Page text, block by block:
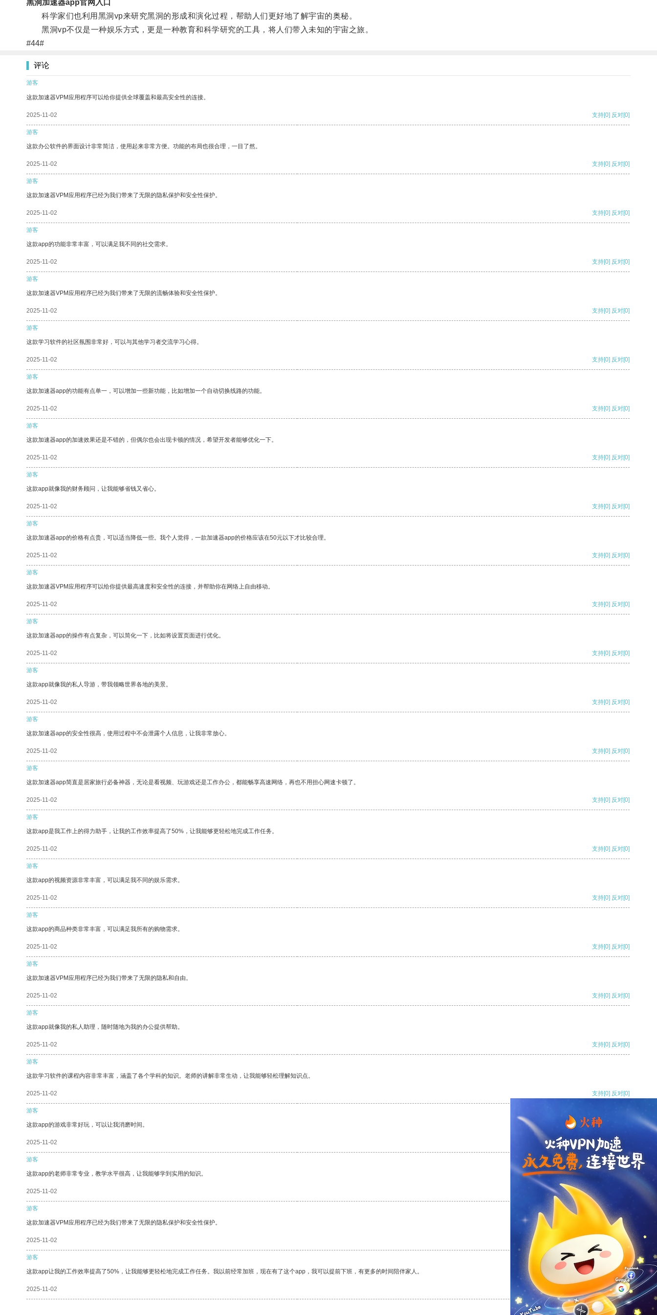
黑洞加速器app官网入口
科学家们也利用黑洞vp来研究黑洞的形成和演化过程，帮助人们更好地了解宇宙的奥秘。
黑洞vp不仅是一种娱乐方式，更是一种教育和科学研究的工具，将人们带入未知的宇宙之旅。
#44#
评论
游客
这款加速器VPM应用程序可以给你提供全球覆盖和最高安全性的连接。
2025-11-02 支持[0] 反对[0]
游客
这款办公软件的界面设计非常简洁，使用起来非常方便。功能的布局也很合理，一目了然。
2025-11-02 支持[0] 反对[0]
游客
这款加速器VPM应用程序已经为我们带来了无限的隐私保护和安全性保护。
2025-11-02 支持[0] 反对[0]
游客
这款app的功能非常丰富，可以满足我不同的社交需求。
2025-11-02 支持[0] 反对[0]
游客
这款加速器VPM应用程序已经为我们带来了无限的流畅体验和安全性保护。
2025-11-02 支持[0] 反对[0]
游客
这款学习软件的社区氛围非常好，可以与其他学习者交流学习心得。
2025-11-02 支持[0] 反对[0]
游客
这款加速器app的功能有点单一，可以增加一些新功能，比如增加一个自动切换线路的功能。
2025-11-02 支持[0] 反对[0]
游客
这款加速器app的加速效果还是不错的，但偶尔也会出现卡顿的情况，希望开发者能够优化一下。
2025-11-02 支持[0] 反对[0]
游客
这款app就像我的财务顾问，让我能够省钱又省心。
2025-11-02 支持[0] 反对[0]
游客
这款加速器app的价格有点贵，可以适当降低一些。我个人觉得，一款加速器app的价格应该在50元以下才比较合理。
2025-11-02 支持[0] 反对[0]
游客
这款加速器VPM应用程序可以给你提供最高速度和安全性的连接，并帮助你在网络上自由移动。
2025-11-02 支持[0] 反对[0]
游客
这款加速器app的操作有点复杂，可以简化一下，比如将设置页面进行优化。
2025-11-02 支持[0] 反对[0]
游客
这款app就像我的私人导游，带我领略世界各地的美景。
2025-11-02 支持[0] 反对[0]
游客
这款加速器app的安全性很高，使用过程中不会泄露个人信息，让我非常放心。
2025-11-02 支持[0] 反对[0]
游客
这款加速器app简直是居家旅行必备神器，无论是看视频、玩游戏还是工作办公，都能畅享高速网络，再也不用担心网速卡顿了。
2025-11-02 支持[0] 反对[0]
游客
这款app是我工作上的得力助手，让我的工作效率提高了50%，让我能够更轻松地完成工作任务。
2025-11-02 支持[0] 反对[0]
游客
这款app的视频资源非常丰富，可以满足我不同的娱乐需求。
2025-11-02 支持[0] 反对[0]
游客
这款app的商品种类非常丰富，可以满足我所有的购物需求。
2025-11-02 支持[0] 反对[0]
游客
这款加速器VPM应用程序已经为我们带来了无限的隐私和自由。
2025-11-02 支持[0] 反对[0]
游客
这款app就像我的私人助理，随时随地为我的办公提供帮助。
2025-11-02 支持[0] 反对[0]
游客
这款学习软件的课程内容非常丰富，涵盖了各个学科的知识。老师的讲解非常生动，让我能够轻松理解知识点。
2025-11-02 支持[0] 反对[0]
游客
这款app的游戏非常好玩，可以让我消磨时间。
2025-11-02 支持[0] 反对
游客
这款app的老师非常专业，教学水平很高，让我能够学到实用的知识。
2025-11-02 支持
游客
这款加速器VPM应用程序已经为我们带来了无限的隐私保护和安全性保护。
2025-11-02 反对 [0]
游客
这款app让我的工作效率提高了50%，让我能够更轻松地完成工作任务。我以前经常加班，现在有了这个app，我可以提前下班，有更多的时间陪伴家人。
2025-11-02 支持[0] 反对[0]